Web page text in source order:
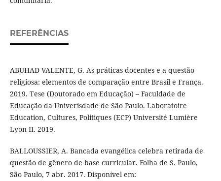
REFERÊNCIAS
ABUHAD VALENTE, G. As práticas docentes e a questão
religiosa: elementos de comparação entre Brasil e França.
2019. Tese (Doutorado em Educação) – Faculdade de
Educação da Univerisdade de São Paulo. Laboratoire
Education, Cultures, Politiques (ECP) Université Lumière
Lyon II. 2019.
BALLOUSSIER, A. Bancada evangélica celebra retirada de
questão de gênero de base curricular. Folha de S. Paulo,
São Paulo, 7 abr. 2017. Disponível em: